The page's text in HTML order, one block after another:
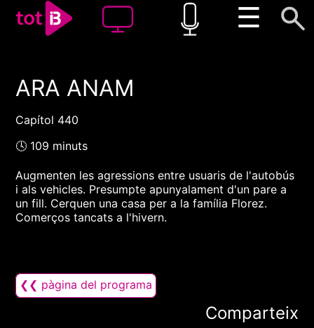
☰
00:00 00:00
ARA ANAM
Capítol 440
🕓 109 minuts
Augmenten les agressions entre usuaris de l'autobús
i als vehicles. Presumpte apunyalament d'un pare a
un fill. Cerquen una casa per a la família Florez.
Comerços tancats a l'hivern.
❮❮ pàgina del programa
Comparteix